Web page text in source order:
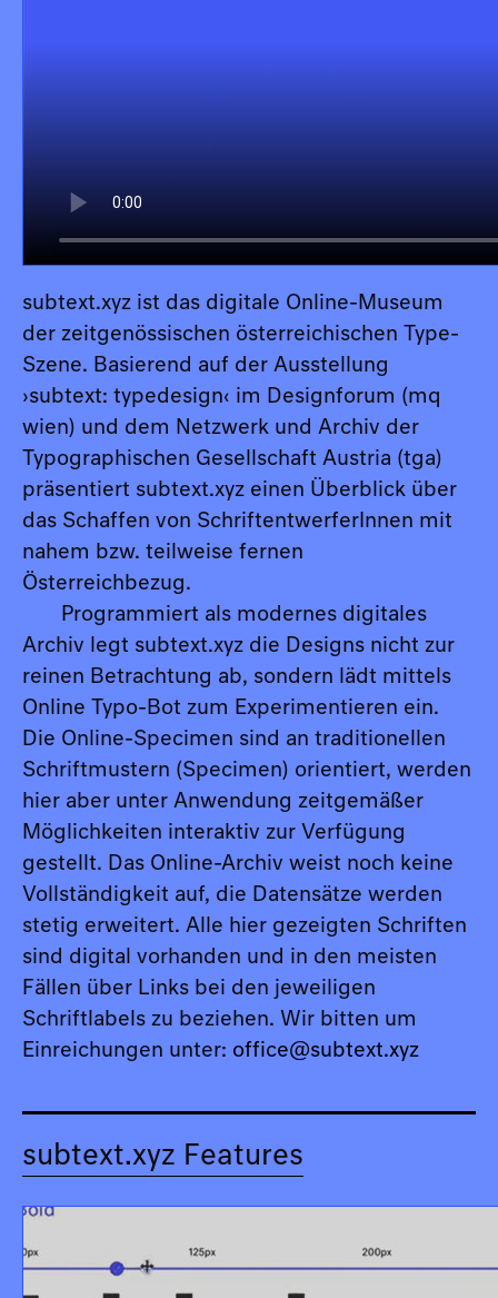
subtext.xyz ist das digitale Online-Museum
der zeitgenössischen österreichischen Type-
Szene. Basierend auf der Ausstellung
›subtext: typedesign‹ im Designforum (mq
wien) und dem Netzwerk und Archiv der
Typographischen Gesellschaft Austria (tga)
präsentiert subtext.xyz einen Überblick über
das Schaffen von SchriftentwerferInnen mit
nahem bzw. teilweise fernen
Österreichbezug.
Programmiert als modernes digitales
Archiv legt subtext.xyz die Designs nicht zur
reinen Betrachtung ab, sondern lädt mittels
Online Typo-Bot zum Experimentieren ein.
Die Online-Specimen sind an traditionellen
Schriftmustern (Specimen) orientiert, werden
hier aber unter Anwendung zeitgemäßer
Möglichkeiten interaktiv zur Verfügung
gestellt. Das Online-Archiv weist noch keine
Vollständigkeit auf, die Datensätze werden
stetig erweitert. Alle hier gezeigten Schriften
sind digital vorhanden und in den meisten
Fällen über Links bei den jeweiligen
Schriftlabels zu beziehen. Wir bitten um
Einreichungen unter: office@subtext.xyz
subtext.xyz Features